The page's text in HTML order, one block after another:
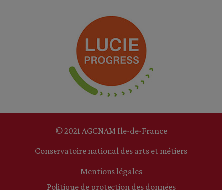
© 2021 AGCNAM Ile-de-France
Conservatoire national des arts et métiers
Mentions légales
Politique de protection des données